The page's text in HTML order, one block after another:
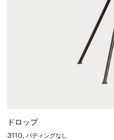
ドロップ
3110, パディングなし